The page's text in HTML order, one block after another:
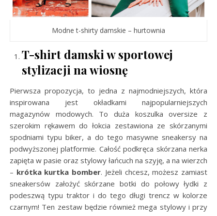
Modne t-shirty damskie – hurtownia
T-shirt damski w sportowej
stylizacji na wiosnę
Pierwsza propozycja, to jedna z najmodniejszych, która
inspirowana jest okładkami najpopularniejszych
magazynów modowych. To duża koszulka oversize z
szerokim rękawem do łokcia zestawiona ze skórzanymi
spodniami typu biker, a do tego masywne sneakersy na
podwyższonej platformie. Całość podkręca skórzana nerka
zapięta w pasie oraz stylowy łańcuch na szyję, a na wierzch
– krótka kurtka bomber. Jeżeli chcesz, możesz zamiast
sneakersów założyć skórzane botki do połowy łydki z
podeszwą typu traktor i do tego długi trencz w kolorze
czarnym! Ten zestaw będzie również mega stylowy i przy